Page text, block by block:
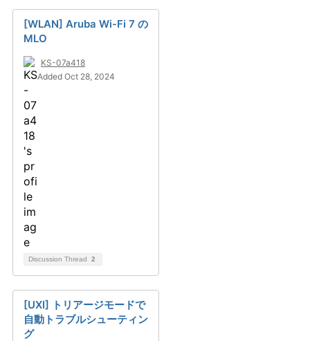
[WLAN] Aruba Wi-Fi 7 の
MLO
KS-07a418
Added Oct 28, 2024
Discussion Thread 2
[UXI] トリアージモードで
自動トラブルシューティン
グ